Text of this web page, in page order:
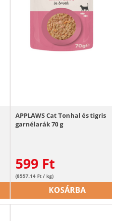
APPLAWS Cat Tonhal és tigris
garnélarák 70 g
599 Ft
(8557.14 Ft / kg)
KOSÁRBA